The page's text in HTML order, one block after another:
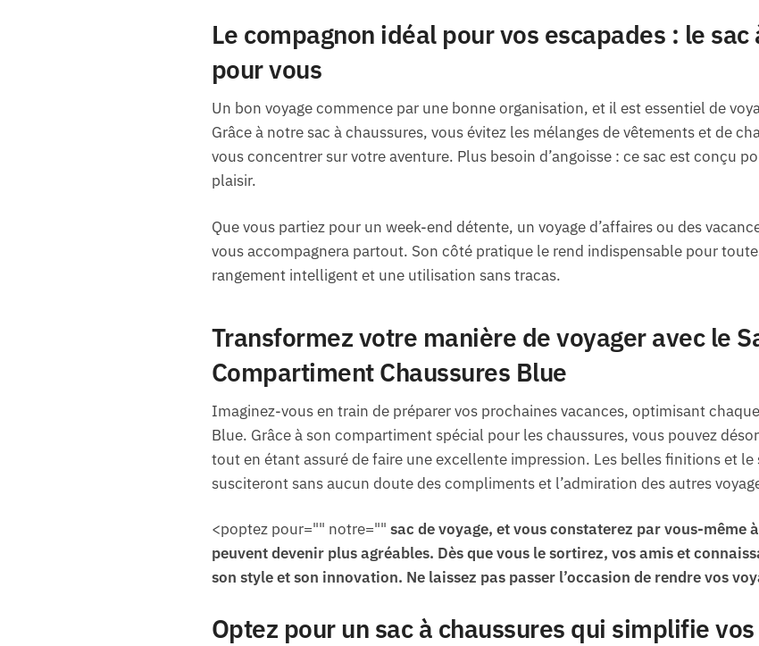
Le compagnon idéal pour vos escapades : le sac
pour vous
Un bon voyage commence par une bonne organisation, et il est essentiel de
Grâce à notre sac à chaussures, vous évitez les mélanges de vêtements et de
vous concentrer sur votre aventure. Plus besoin d’angoisse : ce sac est conçu
plaisir.
Que vous partiez pour un week-end détente, un voyage d’affaires ou des
vous accompagnera partout. Son côté pratique le rend indispensable pour
rangement intelligent et une utilisation sans tracas.
Transformez votre manière de voyager avec le
Compartiment Chaussures Blue
Imaginez-vous en train de préparer vos prochaines vacances, optimisant
Blue. Grâce à son compartiment spécial pour les chaussures, vous pouvez
tout en étant assuré de faire une excellente impression. Les belles finitions et
susciteront sans aucun doute des compliments et l’admiration des autres
<poptez pour="" notre="" sac de voyage, et vous constaterez par vous-même
peuvent devenir plus agréables. Dès que vous le sortirez, vos amis et
son styleet son innovation. Ne laissez pas passer l’occasion de rendre vos
Optez pour un sac à chaussures qui simplifie